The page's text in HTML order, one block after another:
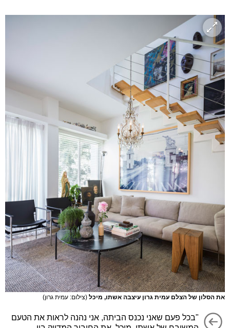
את הסלון של הצלם עמית גרון עיצבה אשתו, מיכל (צילום: עמית גרון)
"בכל פעם שאני נכנס הביתה, אני נהנה לראות את הטעם